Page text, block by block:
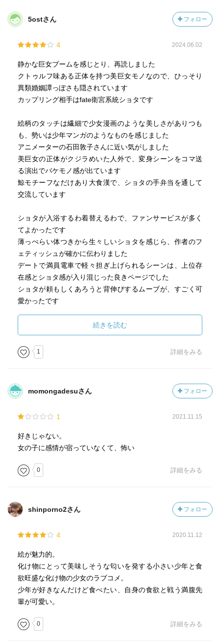
5ostさん フォロー
4 2024.06.02
静かな巨女ブームを感じとり、再読しました
クトゥルフ味ある正体を持つ美巨女モノなので、ひっそり
異類婚姻譚っぽさも隠されています
カップリング相手はfate衛宮系統ショタです
絵柄のタッチは繊細で少女漫画のような美しさがありつも
も、勢いは少年マンガのようなものを感じました
アニメーターの石田敦子さんに近い気がしました
美巨女の正体がクジラめいた人外で、変身シーンをコマ送
る演出でバケモノ感が出ています
鯨モチーフなだけあり大食漢で、ショタの手弁当を通して
交流しています
ショタが入浴するわ着替えるわで、ファンサービスが多く
てよかったです
薄っぺらい体つきから生々しいショタを感じら、作者のフ
ェティッシュが確かに伝わりました
デートで満員電車で軽々担ぎ上げられるシーンは、上位存
在感とショタ感が入り混じった良きページでした
ショタが頼もしくあろうと背伸びするムーブが、すごく可
愛かったです
表紙の通り、しっかりと体格差のあるカップルで、マンガ
映えしてて絵になっています
ページ1枚1枚がキレイでした
続きを読む
1 詳細をみる
momongadesuさん フォロー
1 2021.11.15
好きじゃない。
女の子に感情が宿っていなくて、怖い
0 詳細をみる
shinporno2さん フォロー
4 2020.11.12
絵が魅力的。
化け物にとって美味しそうな匂いを発する小さい少年と食
欲旺盛な化け物の少女のラブコメ。
少年が好きなんだけど食べたい、自身の食欲と戦う満腹先
輩が可愛い。
0 詳細をみる